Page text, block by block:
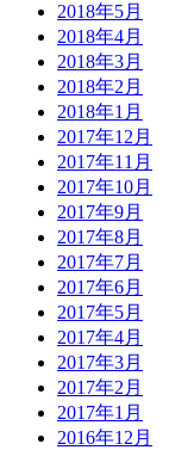
2018年5月
2018年4月
2018年3月
2018年2月
2018年1月
2017年12月
2017年11月
2017年10月
2017年9月
2017年8月
2017年7月
2017年6月
2017年5月
2017年4月
2017年3月
2017年2月
2017年1月
2016年12月